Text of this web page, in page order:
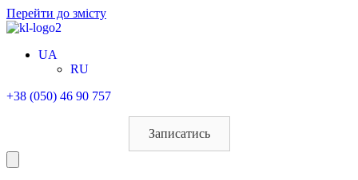
Перейти до змісту
UA
RU
+38 (050) 46 90 757
Записатись